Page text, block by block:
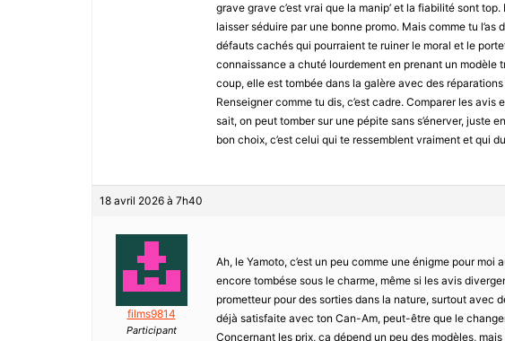
grave grave c’est vrai que la manip’ et la fiabilité sont top.
laisser séduire par une bonne promo. Mais comme tu
défauts cachés qui pourraient te ruiner le moral et le
connaissance a chuté lourdement en prenant un modèle
coup, elle est tombée dans la galère avec des
Renseigner comme tu dis, c’est cadre. Comparer les avis
sait, on peut tomber sur une pépite sans s’énerver, juste
bon choix, c’est celui qui te ressemblent vraiment et qui
18 avril 2026 à 7h40
films9814
Participant
Ah, le Yamoto, c’est un peu comme une énigme pour moi
encore tombése sous le charme, même si les avis
prometteur pour des sorties dans la nature, surtout avec
déjà satisfaite avec ton Can-Am, peut-être que le
Concernant les prix, ça dépend un peu des modèles,